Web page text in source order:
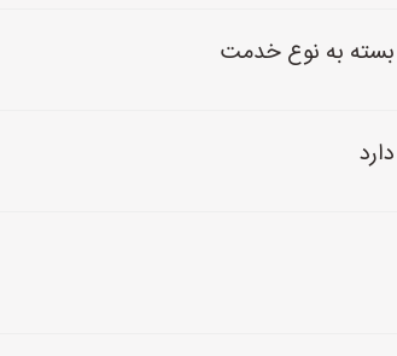
بسته به نوع خدمت
دارد